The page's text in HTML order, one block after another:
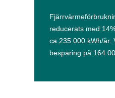
reducerats med
ca 235 000 kWh/år.
besparing på 164